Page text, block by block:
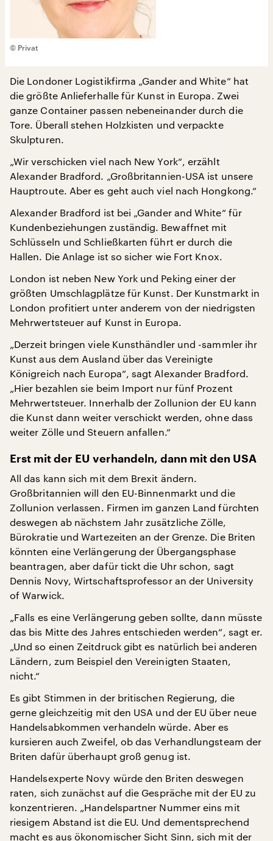
© Privat
Die Londoner Logistikfirma „Gander and White“ hat
die größte Anlieferhalle für Kunst in Europa. Zwei
ganze Container passen nebeneinander durch die
Tore. Überall stehen Holzkisten und verpackte
Skulpturen.
„Wir verschicken viel nach New York“, erzählt
Alexander Bradford. „Großbritannien-USA ist unsere
Hauptroute. Aber es geht auch viel nach Hongkong.“
Alexander Bradford ist bei „Gander and White“ für
Kundenbeziehungen zuständig. Bewaffnet mit
Schlüsseln und Schließkarten führt er durch die
Hallen. Die Anlage ist so sicher wie Fort Knox.
London ist neben New York und Peking einer der
größten Umschlagplätze für Kunst. Der Kunstmarkt in
London profitiert unter anderem von der niedrigsten
Mehrwertsteuer auf Kunst in Europa.
„Derzeit bringen viele Kunsthändler und -sammler ihr
Kunst aus dem Ausland über das Vereinigte
Königreich nach Europa“, sagt Alexander Bradford.
„Hier bezahlen sie beim Import nur fünf Prozent
Mehrwertsteuer. Innerhalb der Zollunion der EU kann
die Kunst dann weiter verschickt werden, ohne dass
weiter Zölle und Steuern anfallen.“
Erst mit der EU verhandeln, dann mit den USA
All das kann sich mit dem Brexit ändern.
Großbritannien will den EU-Binnenmarkt und die
Zollunion verlassen. Firmen im ganzen Land fürchten
deswegen ab nächstem Jahr zusätzliche Zölle,
Bürokratie und Wartezeiten an der Grenze. Die Briten
könnten eine Verlängerung der Übergangsphase
beantragen, aber dafür tickt die Uhr schon, sagt
Dennis Novy, Wirtschaftsprofessor an der University
of Warwick.
„Falls es eine Verlängerung geben sollte, dann müsste
das bis Mitte des Jahres entschieden werden“, sagt er.
„Und so einen Zeitdruck gibt es natürlich bei anderen
Ländern, zum Beispiel den Vereinigten Staaten,
nicht.“
Es gibt Stimmen in der britischen Regierung, die
gerne gleichzeitig mit den USA und der EU über neue
Handelsabkommen verhandeln würde. Aber es
kursieren auch Zweifel, ob das Verhandlungsteam der
Briten dafür überhaupt groß genug ist.
Handelsexperte Novy würde den Briten deswegen
raten, sich zunächst auf die Gespräche mit der EU zu
konzentrieren. „Handelspartner Nummer eins mit
riesigem Abstand ist die EU. Und dementsprechend
macht es aus ökonomischer Sicht Sinn, sich mit der